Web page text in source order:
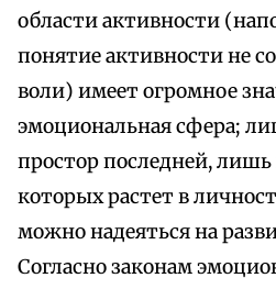
области активности
понятие активности не
воли) имеет огромное
эмоциональная сфера;
простор последней,
которых растет в
можно надеяться на
Согласно законам